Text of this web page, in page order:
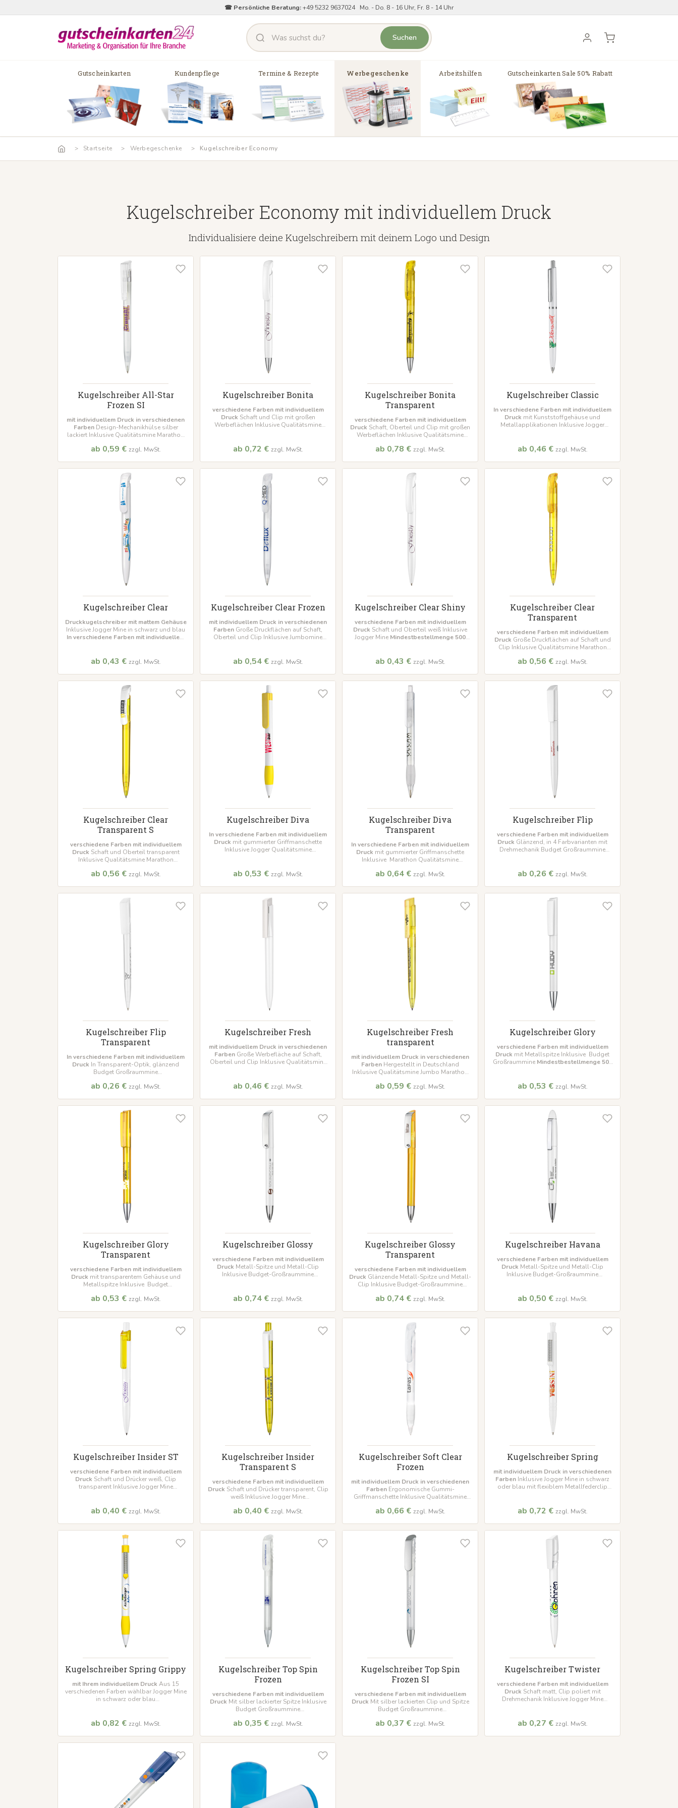
☎ Persönliche Beratung:+49 5232 9637024 Mo. - Do. 8 - 16 Uhr, Fr. 8 - 14 Uhr
Suchen
Gutscheinkarten Kundenpflege Termine & Rezepte Werbegeschenke Arbeitshilfen Gutscheinkarten Sale 50% Rabatt
Startseite Werbegeschenke Kugelschreiber Economy
Kugelschreiber Economy mit individuellem Druck
Individualisiere deine Kugelschreibern mit deinem Logo und Design
Kugelschreiber All-Star
Frozen SI
mit individuellem Druck in verschiedenen
Farben Design-Mechanikhülse silber
lackiert Inklusive Qualitätsmine Marathon
ab 0,59 € zzgl. MwSt.
Kugelschreiber Bonita
verschiedene Farben mit individuellem
Druck Schaft und Clip mit großen
Werbeflächen Inklusive Qualitätsmine
ab 0,72 € zzgl. MwSt.
Kugelschreiber Bonita
Transparent
verschiedene Farben mit individuellem
Druck Schaft, Oberteil und Clip mit großen
Werbeflächen Inklusive Qualitätsmine
Stück
ab 0,78 € zzgl. MwSt.
Kugelschreiber Classic
In verschiedene Farben mit individuellem
Druck mit Kunststoffgehäuse und
Metallapplikationen Inklusive Jogger
ab 0,46 € zzgl. MwSt.
Kugelschreiber Clear
Druckkugelschreiber mit mattem Gehäuse
Inklusive Jogger Mine in schwarz und blau
In verschiedene Farben mit individuellem
ab 0,43 € zzgl. MwSt.
Kugelschreiber Clear Frozen
mit individuellem Druck in verschiedenen
Farben Große Druckflächen auf Schaft,
Oberteil und Clip Inklusive Jumbomine
ab 0,54 € zzgl. MwSt.
Kugelschreiber Clear Shiny
verschiedene Farben mit individuellem
Druck Schaft und Oberteil weiß Inklusive
Jogger Mine Mindestbestellmenge 500
ab 0,43 € zzgl. MwSt.
Kugelschreiber Clear
Transparent
verschiedene Farben mit individuellem
Druck Große Druckflächen auf Schaft und
Clip Inklusive Qualitätsmine Marathon
ab 0,56 € zzgl. MwSt.
Kugelschreiber Clear
Transparent S
verschiedene Farben mit individuellem
Druck Schaft und Oberteil transparent
Inklusive Qualitätsmine Marathon
ab 0,56 € zzgl. MwSt.
Kugelschreiber Diva
In verschiedene Farben mit individuellem
Druck mit gummierter Griffmanschette
Inklusive Jogger Qualitätsmine
ab 0,53 € zzgl. MwSt.
Kugelschreiber Diva
Transparent
In verschiedene Farben mit individuellem
Druck mit gummierter Griffmanschette
Inklusive Marathon Qualitätsmine
ab 0,64 € zzgl. MwSt.
Kugelschreiber Flip
verschiedene Farben mit individuellem
Druck Glänzend, in 4 Farbvarianten mit
Drehmechanik Budget Großraummine
ab 0,26 € zzgl. MwSt.
Kugelschreiber Flip
Transparent
In verschiedene Farben mit individuellem
Druck In Transparent-Optik, glänzend
Budget Großraummine
ab 0,26 € zzgl. MwSt.
Kugelschreiber Fresh
mit individuellem Druck in verschiedenen
FarbenGroße Werbefläche auf Schaft,
Oberteil und Clip Inklusive Qualitätsmine
ab 0,46 € zzgl. MwSt.
Kugelschreiber Fresh
transparent
mit individuellem Druck in verschiedenen
Farben Hergestellt in Deutschland
Inklusive Qualitätsmine Jumbo Marathon
ab 0,59 € zzgl. MwSt.
Kugelschreiber Glory
verschiedene Farben mit individuellem
Druck mit Metallspitze Inklusive Budget
Großraummine Mindestbestellmenge 500
ab 0,53 € zzgl. MwSt.
Kugelschreiber Glory
Transparent
verschiedene Farben mit individuellem
Druck mit transparentem Gehäuse und
Metallspitze Inklusive Budget
Stück
ab 0,53 € zzgl. MwSt.
Kugelschreiber Glossy
verschiedene Farben mit individuellem
Druck Metall-Spitze und Metall-Clip
Inklusive Budget-Großraummine
ab 0,74 € zzgl. MwSt.
Kugelschreiber Glossy
Transparent
verschiedene Farben mit individuellem
Druck Glänzende Metall-Spitze und Metall-
Clip Inklusive Budget-Großraummine
ab 0,74 € zzgl. MwSt.
Kugelschreiber Havana
verschiedene Farben mit individuellem
Druck Metall-Spitze und Metall-Clip
Inklusive Budget-Großraummine
ab 0,50 € zzgl. MwSt.
Kugelschreiber Insider ST
verschiedene Farben mit individuellem
Druck Schaft und Drücker weiß, Clip
transparent Inklusive Jogger Mine
ab 0,40 € zzgl. MwSt.
Kugelschreiber Insider
Transparent S
verschiedene Farben mit individuellem
Druck Schaft und Drücker transparent, Clip
weiß Inklusive Jogger Mine
ab 0,40 € zzgl. MwSt.
Kugelschreiber Soft Clear
Frozen
mit individuellem Druck in verschiedenen
Farben Ergonomische Gummi-
Griffmanschette Inklusive Qualitätsmine
ab 0,66 € zzgl. MwSt.
Kugelschreiber Spring
mit individuellem Druck in verschiedenen
Farben Inklusive Jogger Mine in schwarz
oder blau mit flexiblem Metallfederclip
ab 0,72 € zzgl. MwSt.
Kugelschreiber Spring Grippy
mit Ihrem individuellem Druck Aus 15
verschiedenen Farben wählbar Jogger Mine
in schwarz oder blau
ab 0,82 € zzgl. MwSt.
Kugelschreiber Top Spin
Frozen
verschiedene Farben mit individuellem
Druck Mit silber lackierter Spitze Inklusive
Budget Großraummine
ab 0,35 € zzgl. MwSt.
Kugelschreiber Top Spin
Frozen SI
verschiedene Farben mit individuellem
Druck Mit silber lackierten Clip und Spitze
Budget Großraummine
ab 0,37 € zzgl. MwSt.
Kugelschreiber Twister
verschiedene Farben mit individuellem
Druck Schaft matt, Clip poliert mit
Drehmechanik Inklusive Jogger Mine
ab 0,27 € zzgl. MwSt.